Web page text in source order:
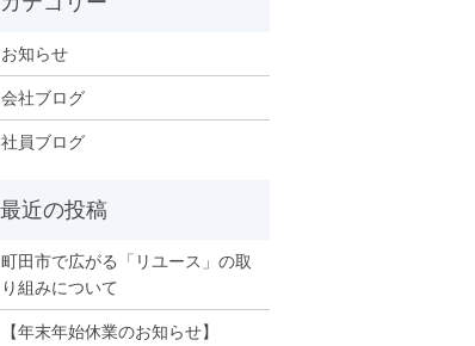
お知らせ
会社ブログ
社員ブログ
町田市で広がる「リユース」の取
り組みについて
【年末年始休業のお知らせ】